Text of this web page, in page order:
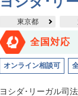
東京都
全国対応
オンライン相談可
ヨシダ･リーガル司